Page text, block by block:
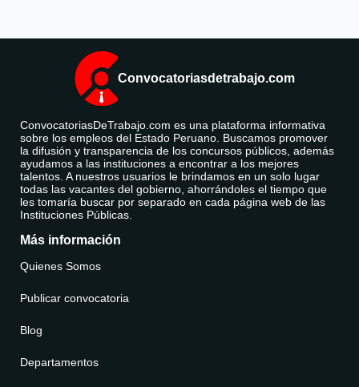
Convocatoriasdetrabajo.com
ConvocatoriasDeTrabajo.com es una plataforma informativa
sobre los empleos del Estado Peruano. Buscamos promover
la difusión y transparencia de los concursos públicos, además
ayudamos a las instituciones a encontrar a los mejores
talentos. A nuestros usuarios le brindamos en un solo lugar
todas las vacantes del gobierno, ahorrándoles el tiempo que
les tomaría buscar por separado en cada página web de las
Instituciones Públicas.
Más información
Quienes Somos
Publicar convocatoria
Blog
Departamentos